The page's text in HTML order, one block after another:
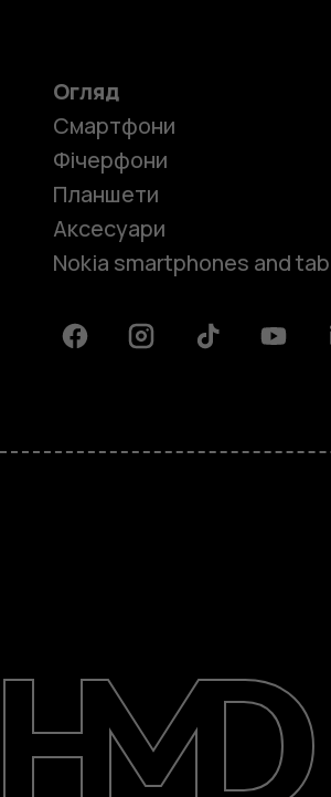
Підтримка
Ukraine
Огляд
Смартфони
Фічерфони
Планшети
Аксесуари
Nokia smartphones and
FacebookInstagramTiktok